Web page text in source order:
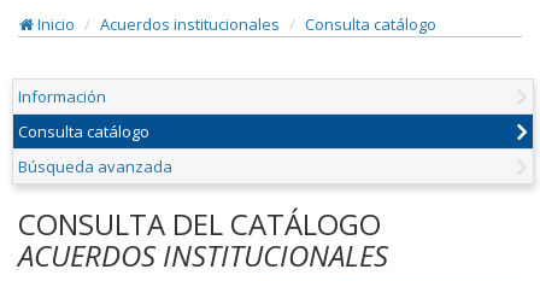
Inicio
Acuerdos institucionales Consulta catálogo
Información
Consulta catálogo
Búsqueda avanzada
CONSULTA DEL CATÁLOGO
ACUERDOS INSTITUCIONALES